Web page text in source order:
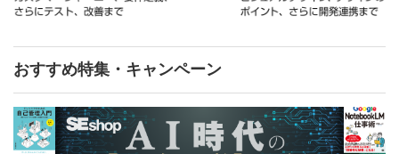
おすすめ特集・キャンペーン